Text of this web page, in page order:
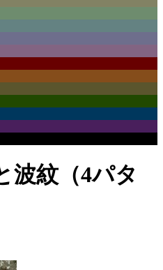
波紋（4パタ